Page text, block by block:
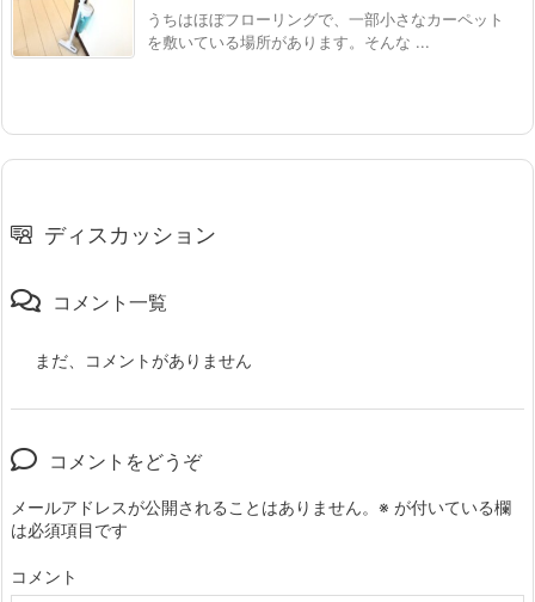
うちはほぼフローリングで、一部小さなカーペット
を敷いている場所があります。そんな ...
ディスカッション
コメント一覧
まだ、コメントがありません
コメントをどうぞ
メールアドレスが公開されることはありません。 ※ が付いている欄
は必須項目です
コメント